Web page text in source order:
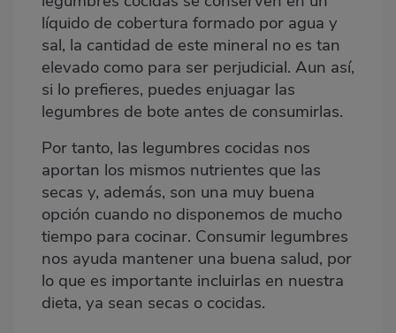
líquido de cobertura formado por agua y
sal, la cantidad de este mineral no es tan
elevado como para ser perjudicial. Aun así,
si lo prefieres, puedes enjuagar las
legumbres de bote antes de consumirlas.
Por tanto, las legumbres cocidas nos
aportan los mismos nutrientes que las
secas y, además, son una muy buena
opción cuando no disponemos de mucho
tiempo para cocinar. Consumir legumbres
nos ayuda mantener una buena salud, por
lo que es importante incluirlas en nuestra
dieta, ya sean secas o cocidas.